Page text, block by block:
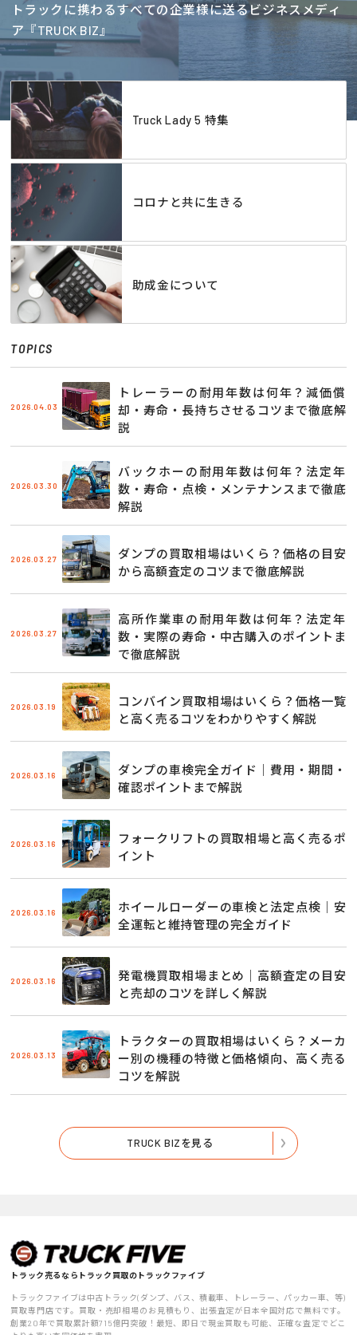
トラックに携わるすべての企業様に送るビジネスメディ
ア『TRUCK BIZ』
Truck Lady 5 特集
コロナと共に生きる
助成金について
TOPICS
2026.04.03
トレーラーの耐用年数は何年？減価償
却・寿命・長持ちさせるコツまで徹底解
説
2026.03.30
バックホーの耐用年数は何年？法定年
数・寿命・点検・メンテナンスまで徹底
解説
2026.03.27
ダンプの買取相場はいくら？価格の目安
から高額査定のコツまで徹底解説
2026.03.27
高所作業車の耐用年数は何年？法定年
数・実際の寿命・中古購入のポイントま
で徹底解説
2026.03.19
コンバイン買取相場はいくら？価格一覧
と高く売るコツをわかりやすく解説
2026.03.16
ダンプの車検完全ガイド｜費用・期間・
確認ポイントまで解説
2026.03.16
フォークリフトの買取相場と高く売るポ
イント
2026.03.16
ホイールローダーの車検と法定点検｜安
全運転と維持管理の完全ガイド
2026.03.16
発電機買取相場まとめ｜高額査定の目安
と売却のコツを詳しく解説
2026.03.13
トラクターの買取相場はいくら？メーカ
ー別の機種の特徴と価格傾向、高く売る
コツを解説
TRUCK BIZを見る
トラック売るならトラック買取のトラックファイブ
トラックファイブは中古トラック(ダンプ、バス、積載車、トレーラー、パッカー車、等)
買取専門店です。買取・売却相場のお見積もり、出張査定が日本全国対応で無料です。
創業20年で買取累計額715億円突破！最短、即日で現金買取も可能、正確な査定でどこ